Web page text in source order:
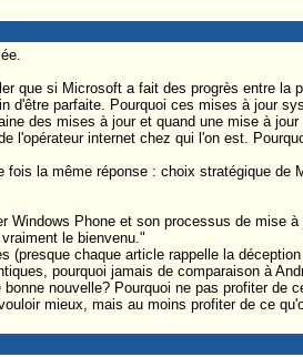
que si Microsoft a fait des progrès entre la
d'être parfaite. Pourquoi ces mises à jour
des mises à jour et quand une mise à
l'opérateur internet chez qui l'on est.
la même réponse : choix stratégique de
Windows Phone et son processus de mise
le bienvenu."
(presque chaque article rappelle la
pourquoi jamais de comparaison à
nouvelle? Pourquoi ne pas profiter de
mieux, mais au moins profiter de ce